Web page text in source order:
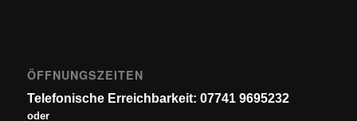
ÖFFNUNGSZEITEN
Telefonische Erreichbarkeit: 07741 9695232
oder